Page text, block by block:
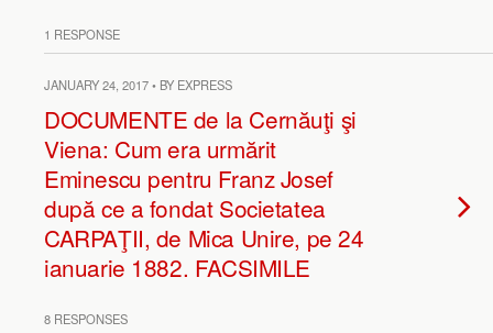
1 RESPONSE
JANUARY 24, 2017 • BY EXPRESS
DOCUMENTE de la Cernăuţi şi
Viena: Cum era urmărit
Eminescu pentru Franz Josef
după ce a fondat Societatea
CARPAŢII, de Mica Unire, pe 24
ianuarie 1882. FACSIMILE
8 RESPONSES